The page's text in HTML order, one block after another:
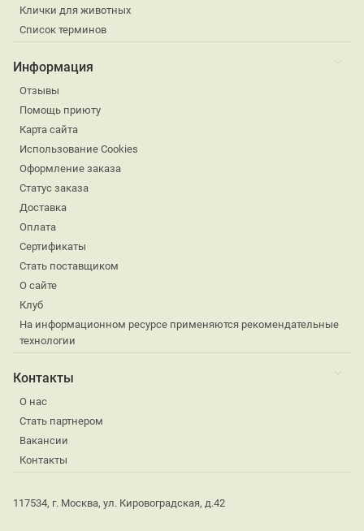
Клички для животных
Список терминов
Информация
Отзывы
Помощь приюту
Карта сайта
Использование Cookies
Оформление заказа
Статус заказа
Доставка
Оплата
Сертификаты
Стать поставщиком
О сайте
Клуб
На информационном ресурсе применяются рекомендательные
технологии
Контакты
О нас
Стать партнером
Вакансии
Контакты
117534, г. Москва, ул. Кировоградская, д.42